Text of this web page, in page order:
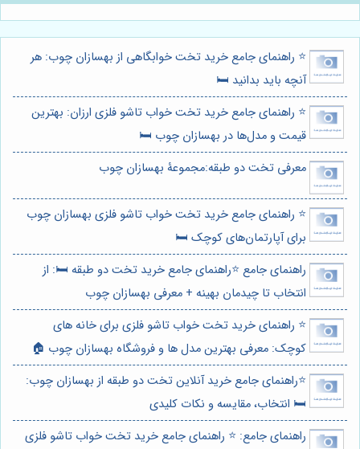
⭐️ راهنمای جامع خرید تخت خوابگاهی از بهسازان چوب: هر
آنچه باید بدانید 🛏️
⭐️ راهنمای جامع خرید تخت خواب تاشو فلزی ارزان: بهترین
قیمت و مدل‌ها در بهسازان چوب 🛏️
معرفی تخت دو طبقه:مجموعۀ بهسازان چوب
⭐️ راهنمای جامع خرید تخت خواب تاشو فلزی بهسازان چوب
برای آپارتمان‌های کوچک 🛏️
راهنمای جامع ⭐️راهنمای جامع خرید تخت دو طبقه 🛏️: از
انتخاب تا چیدمان بهینه + معرفی بهسازان چوب
⭐️ راهنمای خرید تخت خواب تاشو فلزی برای خانه های
کوچک: معرفی بهترین مدل ها و فروشگاه بهسازان چوب 🏠
⭐️راهنمای جامع خرید آنلاین تخت دو طبقه از بهسازان چوب:
🛏️ انتخاب، مقایسه و نکات کلیدی
راهنمای جامع: ⭐️ راهنمای جامع خرید تخت خواب تاشو فلزی